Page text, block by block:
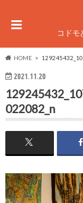
コドモ
HOME
2021.11.20
022082_n